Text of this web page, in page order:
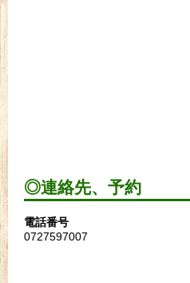
◎連絡先、予約
電話番号
0727597007